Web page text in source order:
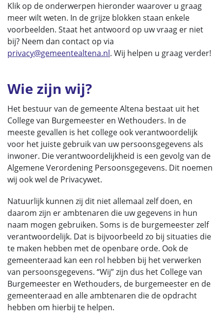
Klik op de onderwerpen hieronder waarover u graag
meer wilt weten. In de grijze blokken staan enkele
voorbeelden. Staat het antwoord op uw vraag er niet
bij? Neem dan contact op via
privacy@gemeentealtena.nl. Wij helpen u graag verder!
Wie zijn wij?
Het bestuur van de gemeente Altena bestaat uit het
College van Burgemeester en Wethouders. In de
meeste gevallen is het college ook verantwoordelijk
voor het juiste gebruik van uw persoonsgegevens als
inwoner. Die verantwoordelijkheid is een gevolg van de
Algemene Verordening Persoonsgegevens. Dit noemen
wij ook wel de Privacywet.
Natuurlijk kunnen zij dit niet allemaal zelf doen, en
daarom zijn er ambtenaren die uw gegevens in hun
naam mogen gebruiken. Soms is de burgemeester zelf
verantwoordelijk. Dat is bijvoorbeeld zo bij situaties die
te maken hebben met de openbare orde. Ook de
gemeenteraad kan een rol hebben bij het verwerken
van persoonsgegevens. “Wij” zijn dus het College van
Burgemeester en Wethouders, de burgemeester en de
gemeenteraad en alle ambtenaren die de opdracht
hebben om hierbij te helpen.